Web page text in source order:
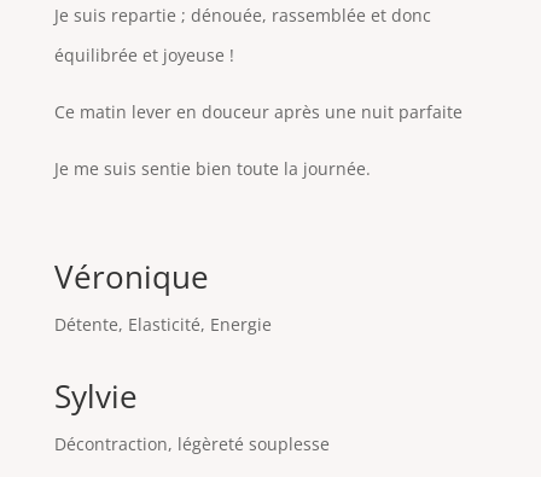
Je suis repartie ; dénouée, rassemblée et donc
équilibrée et joyeuse !
Ce matin lever en douceur après une nuit parfaite
Je me suis sentie bien toute la journée.
Véronique
Détente, Elasticité, Energie
Sylvie
Décontraction, légèreté souplesse